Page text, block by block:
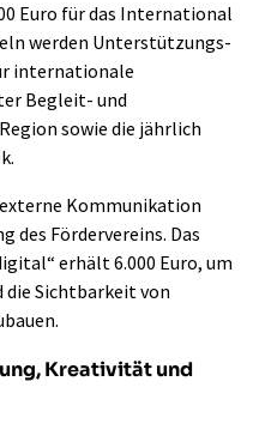
Euro für das International
werden Unterstützungs-
internationale
Begleit- und
sowie die jährlich
Kommunikation
Fördervereins. Das
erhält 6.000 Euro, um
Sichtbarkeit von
Kreativität und